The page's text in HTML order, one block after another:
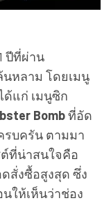
ปีที่ผ่าน
นหลาม โดยเมนู
ด้แก่ เมนูซิก
Bombที่อัด
รบครัน ตามมา
ต์ที่น่าสนใจคือ
ดสั่งซื้อสูงสุด ซึ่ง
ให้เห็นว่าช่อง